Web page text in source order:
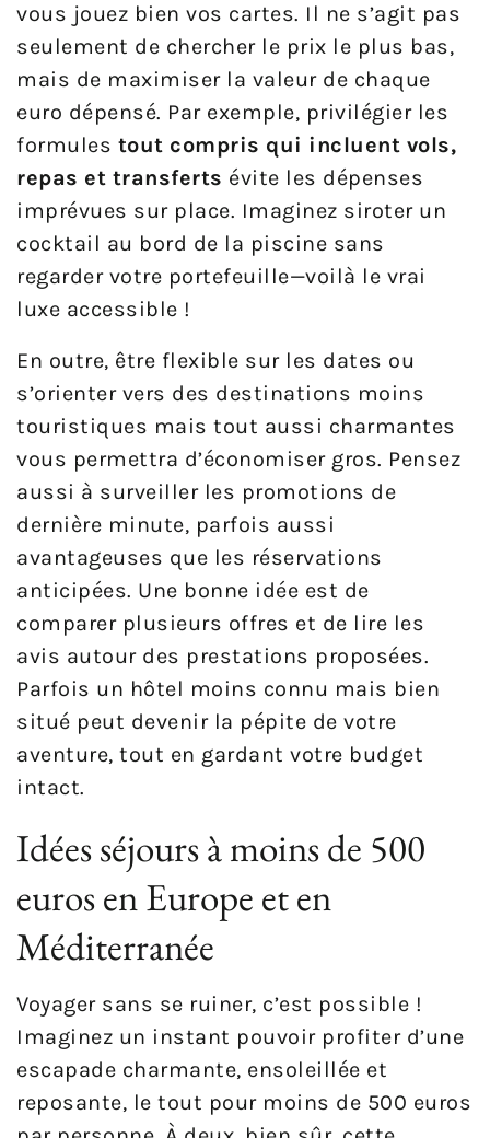
vous jouez bien vos cartes. Il ne s’agit pas
seulement de chercher le prix le plus bas,
mais de maximiser la valeur de chaque
euro dépensé. Par exemple, privilégier les
formules tout compris qui incluent vols,
repas et transferts évite les dépenses
imprévues sur place. Imaginez siroter un
cocktail au bord de la piscine sans
regarder votre portefeuille—voilà le vrai
luxe accessible !
En outre, être flexible sur les dates ou
s’orienter vers des destinations moins
touristiques mais tout aussi charmantes
vous permettra d’économiser gros. Pensez
aussi à surveiller les promotions de
dernière minute, parfois aussi
avantageuses que les réservations
anticipées. Une bonne idée est de
comparer plusieurs offres et de lire les
avis autour des prestations proposées.
Parfois un hôtel moins connu mais bien
situé peut devenir la pépite de votre
aventure, tout en gardant votre budget
intact.
Idées séjours à moins de 500
euros en Europe et en
Méditerranée
Voyager sans se ruiner, c’est possible !
Imaginez un instant pouvoir profiter d’une
escapade charmante, ensoleillée et
reposante, le tout pour moins de 500 euros